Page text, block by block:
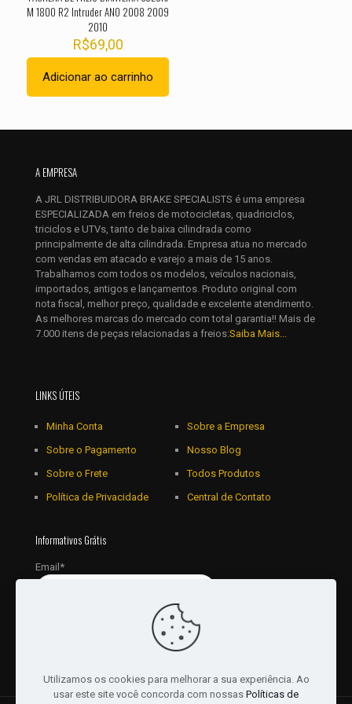
mail*
Salvar meus dados neste navegador para a próxima vez que
eu comentar.
M 1800 R2 Intruder ANO 2008 2009
2010
R$69,00
Adicionar ao carrinho
A EMPRESA
A JRL DISTRIBUIDORA BRAKE SPECIALISTS é uma empresa
ESPECIALIZADA em freios de motocicletas, quadriciclos,
triciclos e UTVs, tanto de baixa cilindrada como
principalmente de alta cilindrada. Empresa atua no mercado
com vendas em atacado e varejo a mais de 15 anos.
Trabalhamos com todos os modelos, veículos nacionais,
importados, antigos e lançamentos. Produto original com
nota fiscal, melhor preço, qualidade e excelente atendimento.
As melhores marcas do mercado com total garantia!! Mais de
7.000 itens de peças relacionadas a freios:Saiba Mais...
LINKS ÚTEIS
Minha Conta
Sobre o Pagamento
Sobre o Frete
Política de Privacidade
Sobre a Empresa
Nosso Blog
Todos Produtos
Central de Contato
Informativos Grátis
Email*
Utilizamos os cookies para melhorar a sua experiência. Ao
usar este site você concorda com nossas Políticas de